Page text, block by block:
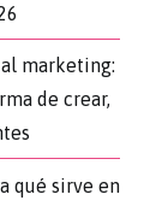
marketing:
de crear,
qué sirve en